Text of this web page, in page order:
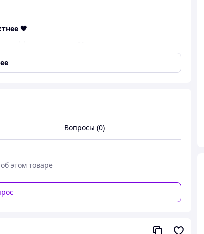
🖤
эффектом утяжки. Модель красиво садится по
для комфортной посадки ориентируйтесь на
и очень уверенным 🖤
Вопросы (0)
этом товаре